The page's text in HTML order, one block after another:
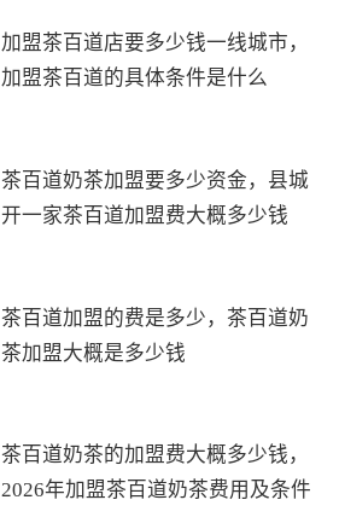
加盟茶百道店要多少钱一线城市，
加盟茶百道的具体条件是什么
茶百道奶茶加盟要多少资金，县城
开一家茶百道加盟费大概多少钱
茶百道加盟的费是多少，茶百道奶
茶加盟大概是多少钱
茶百道奶茶的加盟费大概多少钱，
2026年加盟茶百道奶茶费用及条件